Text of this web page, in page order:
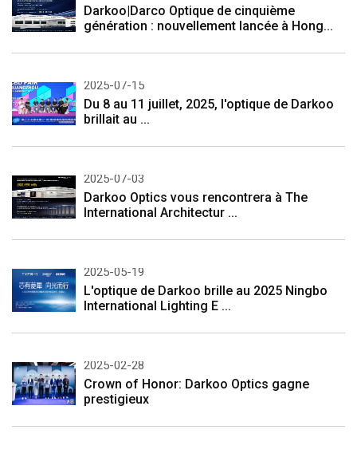
Darkoo|Darco Optique de cinquième
génération : nouvellement lancée à Hong...
2025-07-15
Du 8 au 11 juillet, 2025, l'optique de Darkoo
brillait au ...
2025-07-03
Darkoo Optics vous rencontrera à The
International Architectur ...
2025-05-19
L'optique de Darkoo brille au 2025 Ningbo
International Lighting E ...
2025-02-28
Crown of Honor: Darkoo Optics gagne
prestigieux